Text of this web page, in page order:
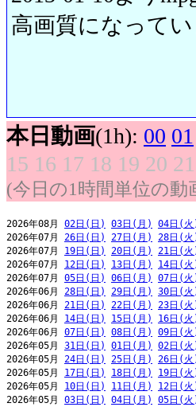
高画質になってい
本日動画(1h): 00 01
15 16 17 18 19 20 21
(今日の1時間単位の動
2026年08月 02日(日) 03日(月) 04日(火
2026年07月 26日(日) 27日(月) 28日(火
2026年07月 19日(日) 20日(月) 21日(火
2026年07月 12日(日) 13日(月) 14日(火
2026年07月 05日(日) 06日(月) 07日(火
2026年06月 28日(日) 29日(月) 30日(火
2026年06月 21日(日) 22日(月) 23日(火
2026年06月 14日(日) 15日(月) 16日(火
2026年06月 07日(日) 08日(月) 09日(火
2026年05月 31日(日) 01日(月) 02日(火
2026年05月 24日(日) 25日(月) 26日(火
2026年05月 17日(日) 18日(月) 19日(火
2026年05月 10日(日) 11日(月) 12日(火
2026年05月 03日(日) 04日(月) 05日(火